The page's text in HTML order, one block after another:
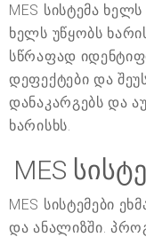
MES სისტემა
ხელს უწყობს
სწრაფად
დეფექტები და
დანაკარგებს და
ხარისხს.
MES
MES სისტემები
და ანალიზში.